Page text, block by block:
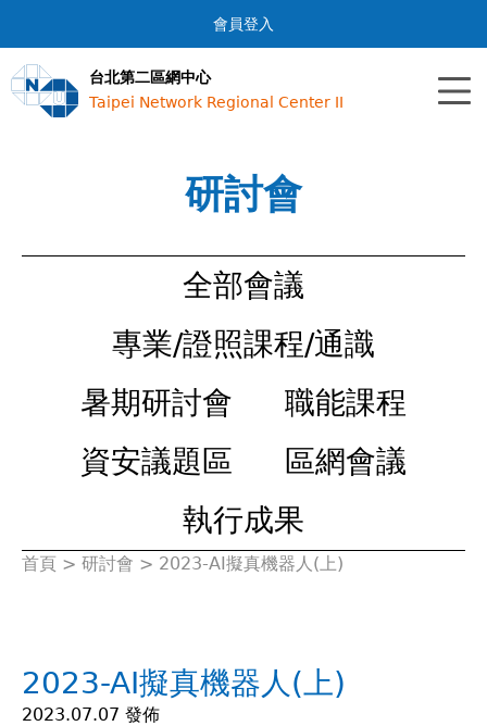
Jump to navigation
會員登入
台北第二區網中心
Taipei Network Regional Center II
研討會
全部會議
專業/證照課程/通識
暑期研討會
職能課程
資安議題區
區網會議
執行成果
您
這
首頁 > 研討會 > 2023-AI擬真機器人(上)
2023-AI擬真機器人(上)
2023.07.07 發佈